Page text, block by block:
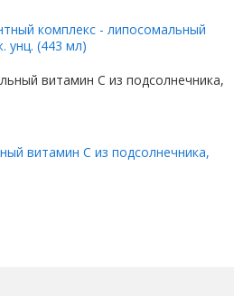
комплекс - липосомальный
унц. (443 мл)
витамин C из подсолнечника,